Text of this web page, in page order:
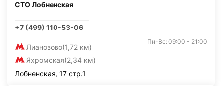
СТО Лобненская
+7 (499) 110-53-06
Лианозово(1,72 км)
Яхромская(2,34 км)
Пн-Вс: 09:00 - 21:00
Лобненская, 17 стр.1